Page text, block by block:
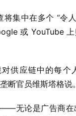
将集中在多个 “令
或 YouTube
供应链中的每个
断官员维斯塔格说。
无论是广告商在